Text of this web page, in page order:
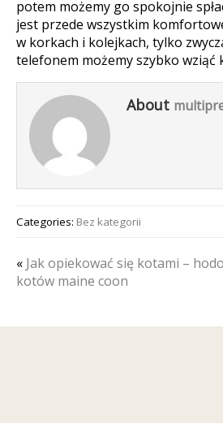
potem możemy go spokojnie
jest przede wszystkim
w korkach i kolejkach, tylko
telefonem możemy szybko
About
Categories: Bez kategorii
« Jak opiekować się kotami –
kotów maine coon